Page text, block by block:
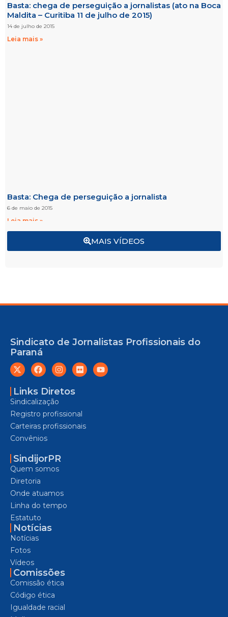
MAIS VÍDEOS
Basta: chega de perseguição a jornalistas (ato na Boca
Maldita – Curitiba 11 de julho de 2015)
14 de julho de 2015
Leia mais »
Basta: Chega de perseguição a jornalista
6 de maio de 2015
Leia mais »
Sindicato de Jornalistas Profissionais do
Paraná
Links Diretos
Sindicalização
Registro profissional
Carteiras profissionais
Convênios
SindijorPR
Quem somos
Diretoria
Onde atuamos
Linha do tempo
Estatuto
Notícias
Notícias
Fotos
Vídeos
Comissões
Comissão ética
Código ética
Igualdade racial